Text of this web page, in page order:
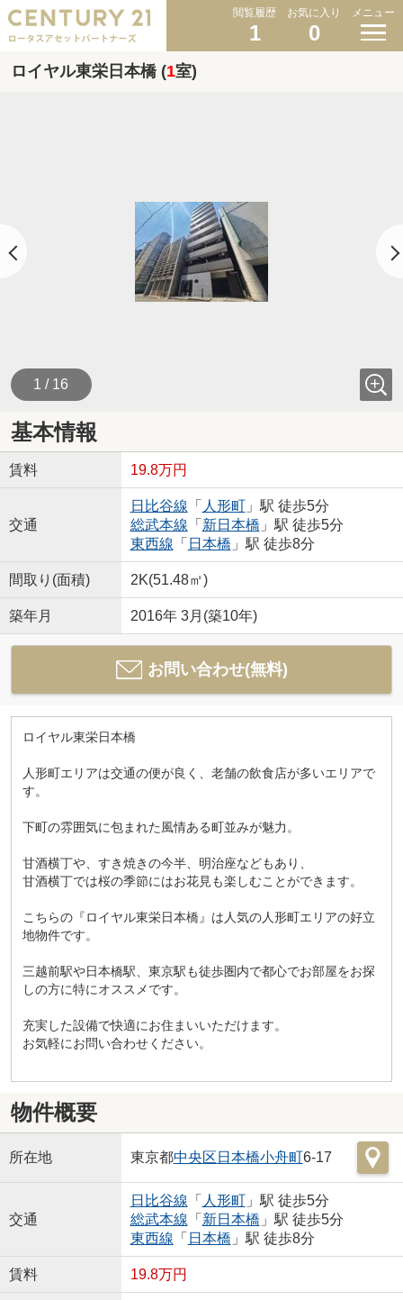
閲覧履歴
1
お気に入り
0
メニュー
ロイヤル東栄日本橋 (1室)
1 / 16
基本情報
賃料 19.8万円
交通
日比谷線 「 人形町」駅 徒歩5分
総武本線 「 新日本橋 」駅 徒歩5分
東西線 「 日本橋 」駅 徒歩8分
間取り(面積) 2K(51.48㎡)
築年月 2016年 3月(築10年)
お問い合わせ(無料)
ロイヤル東栄日本橋
人形町エリアは交通の便が良く、老舗の飲食店が多いエリアで
す。
下町の雰囲気に包まれた風情ある町並みが魅力。
甘酒横丁や、すき焼きの今半、明治座などもあり、
甘酒横丁では桜の季節にはお花見も楽しむことができます。
こちらの『ロイヤル東栄日本橋』は人気の人形町エリアの好立
地物件です。
三越前駅や日本橋駅、東京駅も徒歩圏内で都心でお部屋をお探
しの方に特にオススメです。
充実した設備で快適にお住まいいただけます。
お気軽にお問い合わせください。
物件概要
所在地 東京都中央区 日本橋小舟町6-17
交通
日比谷線 「 人形町」駅 徒歩5分
総武本線 「 新日本橋 」駅 徒歩5分
東西線 「 日本橋 」駅 徒歩8分
賃料 19.8万円